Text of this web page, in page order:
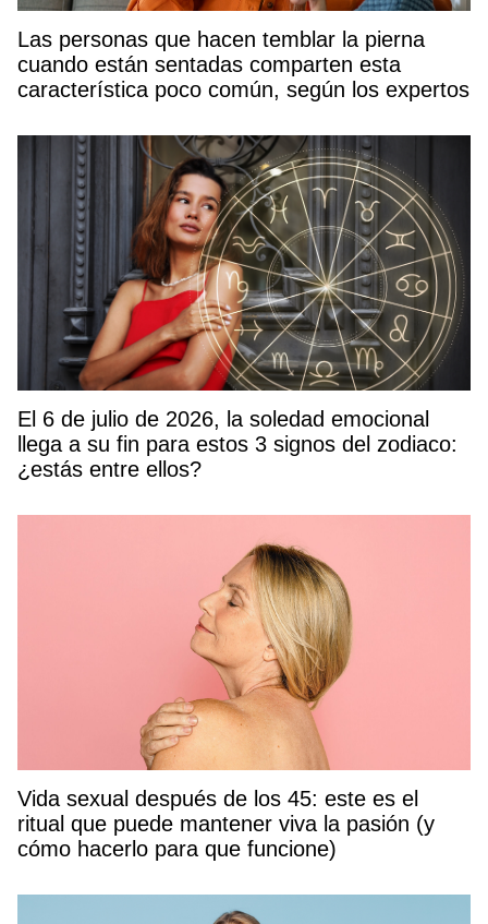
Las personas que hacen temblar la pierna
cuando están sentadas comparten esta
característica poco común, según los expertos
El 6 de julio de 2026, la soledad emocional
llega a su fin para estos 3 signos del zodiaco:
¿estás entre ellos?
Vida sexual después de los 45: este es el
ritual que puede mantener viva la pasión (y
cómo hacerlo para que funcione)